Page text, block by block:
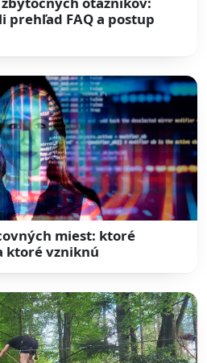
FAQ a postup
miest: ktoré
ktoré vzniknú